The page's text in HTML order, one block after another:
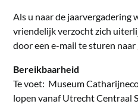
Als u naar de jaarvergadering
vriendelijk verzocht zich
door een e-mail te sturen naar
Bereikbaarheid
Te voet: Museum
lopen vanaf Utrecht Centraal